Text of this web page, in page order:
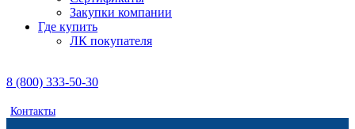
Закупки компании
Где купить
ЛК покупателя
8 (800) 333-50-30
Контакты